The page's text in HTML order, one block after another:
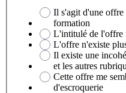
Il s'agit d'une offre
formation
L'intitulé de l'offre
L'offre n'existe
Il existe une
et les autres
Cette offre me
d'escroquerie